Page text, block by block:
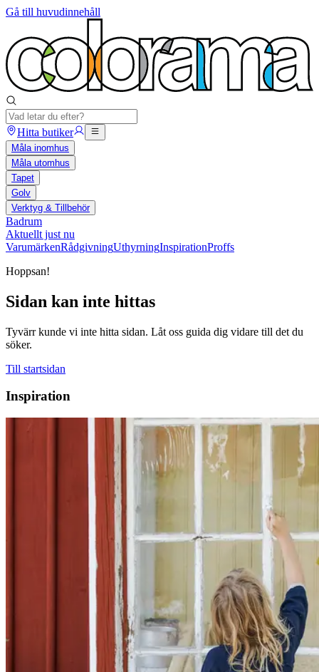
Gå till huvudinnehåll
Hitta butiker
Måla inomhus
Måla utomhus
Tapet
Golv
Verktyg & Tillbehör
Badrum
Aktuellt just nu
VarumärkenRådgivningUthyrningInspirationProffs
Hoppsan!
Sidan kan inte hittas
Tyvärr kunde vi inte hitta sidan. Låt oss guida dig vidare till det du
söker.
Till startsidan
Inspiration